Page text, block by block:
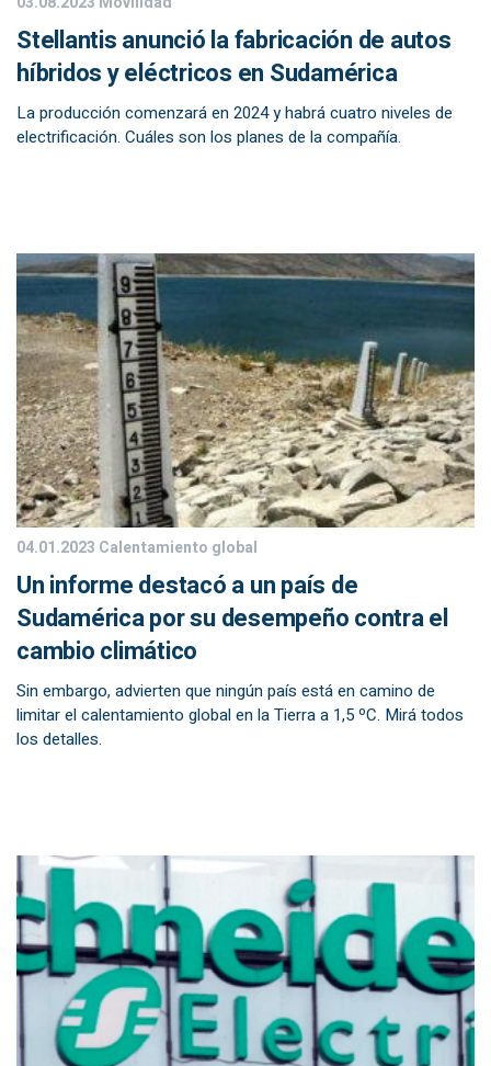
Stellantis anunció la fabricación de autos
híbridos y eléctricos en Sudamérica
La producción comenzará en 2024 y habrá cuatro niveles de
electrificación. Cuáles son los planes de la compañía.
04.01.2023 Calentamiento global
Un informe destacó a un país de
Sudamérica por su desempeño contra el
cambio climático
Sin embargo, advierten que ningún país está en camino de
limitar el calentamiento global en la Tierra a 1,5 ºC. Mirá todos
los detalles.